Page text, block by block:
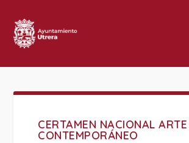
CERTAMEN NACIONAL ARTE
CONTEMPORÁNEO